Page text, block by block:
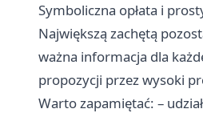
Symboliczna opłata i
Największą zachętą
ważna informacja dla
propozycji przez wysoki
Warto zapamiętać: –